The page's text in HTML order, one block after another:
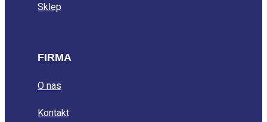
Sklep
FIRMA
O nas
Kontakt